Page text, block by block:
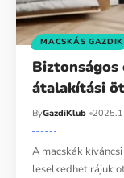
MACSKÁS GAZDIK
Biztonságos
átalakítási
ByGazdiKlub
A macskák
leselkedhet rájuk